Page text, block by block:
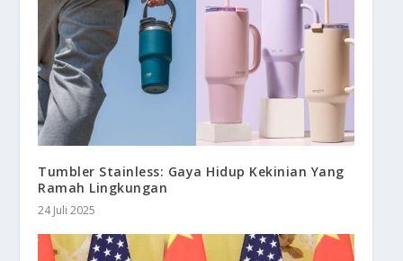
Tumbler Stainless: Gaya Hidup Kekinian Yang
Ramah Lingkungan
24 Juli 2025